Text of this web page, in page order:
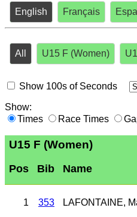
English Français
All U15 F (Women)
Show 100s of Seconds
Show:
Times
Race Times
U15 F (Women)
Pos Bib Name
1 353 LAFONTAINE,